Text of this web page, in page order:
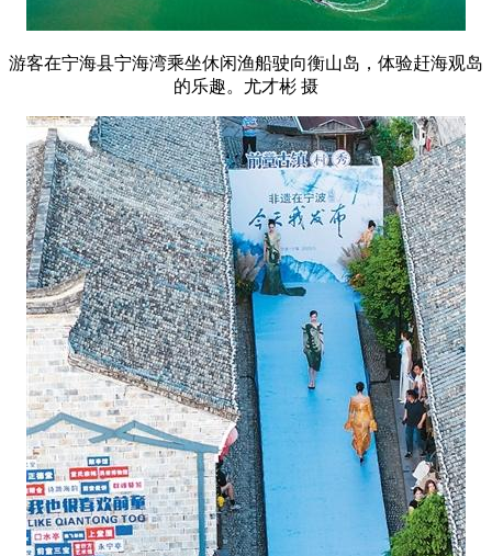
游客在宁海县宁海湾乘坐休闲渔船驶向衡山岛，体验赶海观岛
的乐趣。尤才彬 摄